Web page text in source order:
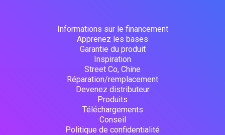
Informations sur le financement
Apprenez les bases
Garantie du produit
Inspiration
Street Co, Chine
Réparation/remplacement
Devenez distributeur
Produits
Téléchargements
Conseil
Politique de confidentialité